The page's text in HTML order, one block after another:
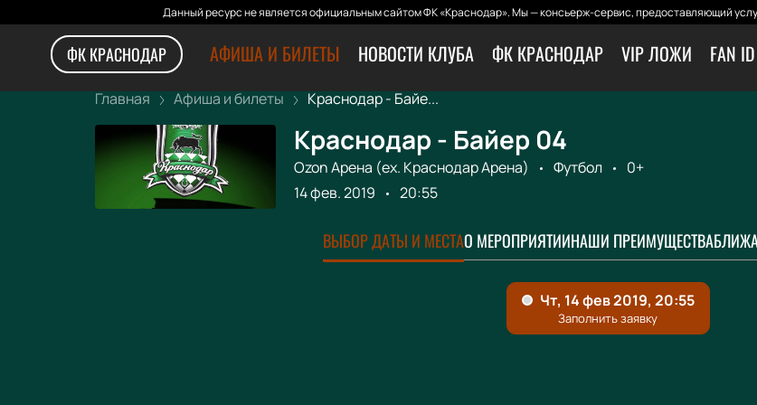
Данный ресурс не является официальным сайтом ФК «Краснодар». Мы — консьерж-сервис, предоставляющий
ФК КРАСНОДАР АФИША И БИЛЕТЫ НОВОСТИ КЛУБА ФК КРАСНОДАР VIP ЛОЖИ FAN ID
Главная Афиша и билеты Краснодар - Байе...
Краснодар - Байер 04
Ozon Арена (ex. Краснодар Арена) Футбол
0+
14 фев. 2019
20:55
ВЫБОР ДАТЫ И МЕСТАО МЕРОПРИЯТИИНАШИ ПРЕИМУЩЕСТВА